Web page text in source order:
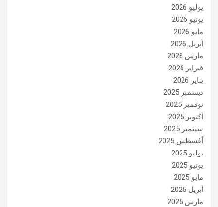
يوليو 2026
يونيو 2026
مايو 2026
أبريل 2026
مارس 2026
فبراير 2026
يناير 2026
ديسمبر 2025
نوفمبر 2025
أكتوبر 2025
سبتمبر 2025
أغسطس 2025
يوليو 2025
يونيو 2025
مايو 2025
أبريل 2025
مارس 2025